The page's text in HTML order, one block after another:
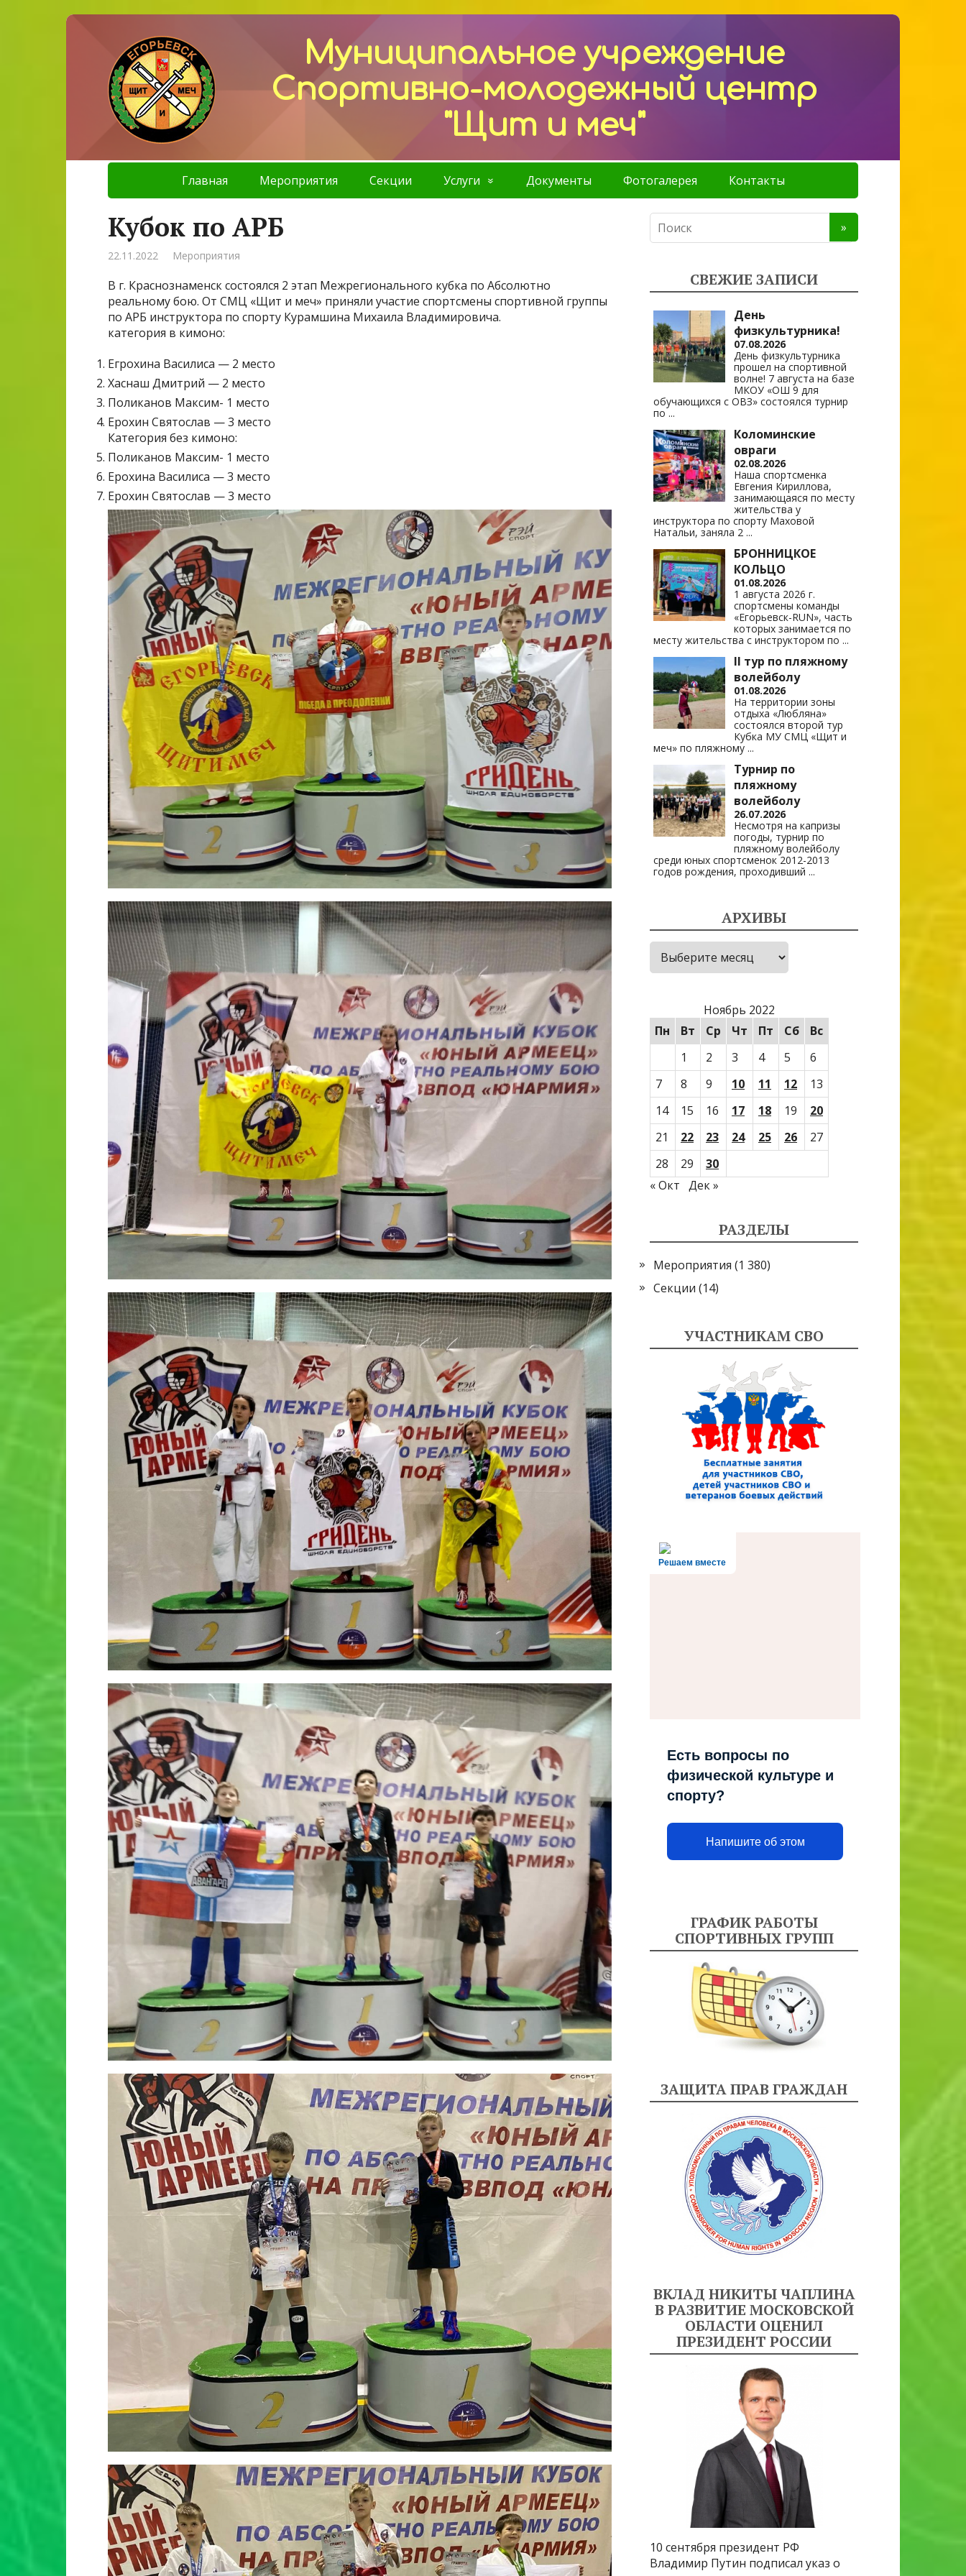
Муниципальное учреждение
Спортивно-молодежный центр
"Щит и меч"
Главная Мероприятия Секции Услуги Документы Фотогалерея Контакты
Кубок по АРБ
22.11.2022 Мероприятия
В г. Краснознаменск состоялся 2 этап Межрегионального кубка по Абсолютно
реальному бою. От СМЦ «Щит и меч» приняли участие спортсмены спортивной группы
по АРБ инструктора по спорту Курамшина Михаила Владимировича.
категория в кимоно:
Егрохина Василиса — 2 место
Хаснаш Дмитрий — 2 место
Поликанов Максим- 1 место
Ерохин Святослав — 3 место
Категория без кимоно:
Поликанов Максим- 1 место
Ерохина Василиса — 3 место
Ерохин Святослав — 3 место
СВЕЖИЕ ЗАПИСИ
День
физкультурника!
07.08.2026
День физкультурника
прошел на спортивной
волне! 7 августа на базе
МКОУ «ОШ 9 для
обучающихся с ОВЗ» состоялся турнир
по...
Коломинские
овраги
02.08.2026
Наша спортсменка
Евгения Кириллова,
занимающаяся по месту
жительства у
инструктора по спорту Маховой
Натальи, заняла 2 ...
БРОННИЦКОЕ
КОЛЬЦО
01.08.2026
1 августа 2026 г.
спортсмены команды
«Егорьевск-RUN», часть
которых занимается по
месту жительства с инструктором по ...
II тур по пляжному
волейболу
01.08.2026
На территории зоны
отдыха «Любляна»
состоялся второй тур
Кубка МУ СМЦ «Щит и
меч» по пляжному ...
Турнир по
пляжному
волейболу
26.07.2026
Несмотря на капризы
погоды, турнир по
пляжному волейболу
среди юных спортсменок 2012-2013
годов рождения, проходивший ...
АРХИВЫ
Архивы
Ноябрь 2022
Пн
Вт Ср Чт Пт Сб
Вс
1
2 3 4 5
6
7
8 9 10 11 12
13
14
15 16 17 18 19
20
21
22 23 24 25 26
27
28
29
30
« Окт Дек »
РАЗДЕЛЫ
Мероприятия (1 380)
Секции (14)
УЧАСТНИКАМ СВО
Решаем вместе
Есть вопросы по
физической культуре и
спорту?
Напишите об этом
ГРАФИК РАБОТЫ
СПОРТИВНЫХ ГРУПП
ЗАЩИТА ПРАВ ГРАЖДАН
ВКЛАД НИКИТЫ ЧАПЛИНА
В РАЗВИТИЕ МОСКОВСКОЙ
ОБЛАСТИ ОЦЕНИЛ
ПРЕЗИДЕНТ РОССИИ
10 сентября президент РФ
Владимир Путин подписал указ о